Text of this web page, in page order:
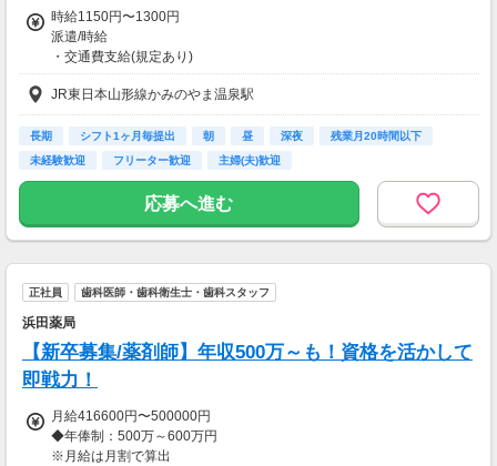
時給1150円〜1300円
派遣/時給
・交通費支給(規定あり)
・給与は経験、資格、勤務条件により決定
※その他、待遇、福利厚生欄もご確認ください
【交通費】
一部支給
JR東日本山形線かみのやま温泉駅
長期 シフト1ヶ月毎提出 朝 昼 深夜
残業月20時間以下
未経験歓迎
フリーター歓迎 主婦(夫)歓迎
応募へ進む
正社員 歯科医師・歯科衛生士・歯科スタッフ
浜田薬局
【新卒募集/薬剤師】年収500万～も！資格を活かして
即戦力！
月給416600円〜500000円
◆年俸制：500万～600万円
※月給は月割で算出